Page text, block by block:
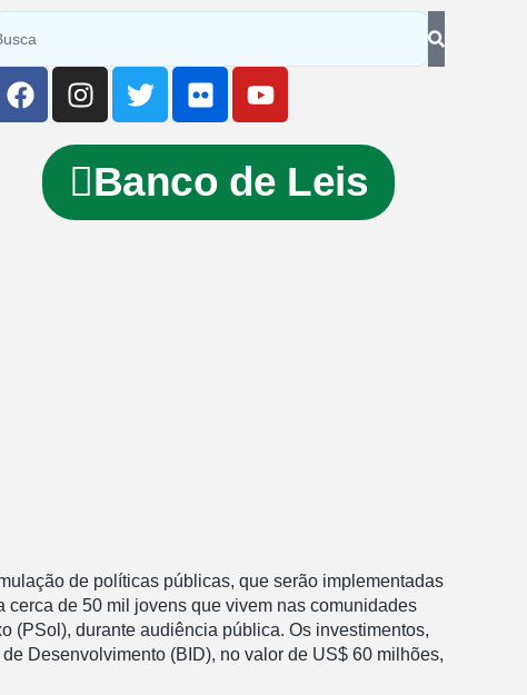
Banco de Leis
de políticas públicas, que serão implementadas
de 50 mil jovens que vivem nas comunidades
(PSol), durante audiência pública. Os investimentos,
Desenvolvimento (BID), no valor de US$ 60 milhões,